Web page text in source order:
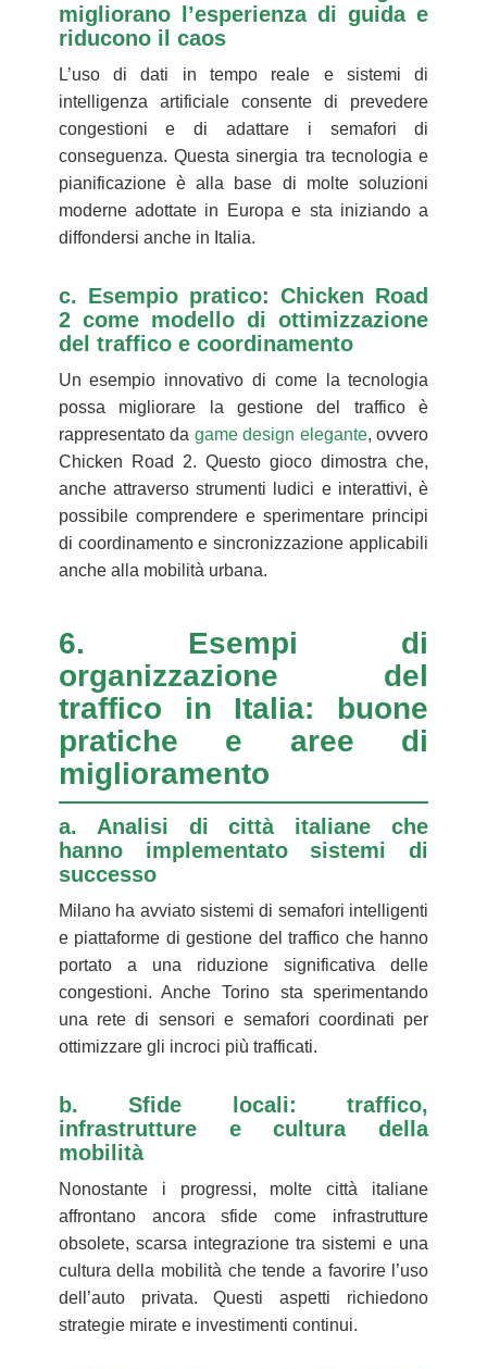
migliorano l’esperienza di guida e
riducono il caos
L’uso di dati in tempo reale e sistemi di
intelligenza artificiale consente di prevedere
congestioni e di adattare i semafori di
conseguenza. Questa sinergia tra tecnologia e
pianificazione è alla base di molte soluzioni
moderne adottate in Europa e sta iniziando a
diffondersi anche in Italia.
c. Esempio pratico: Chicken Road
2 come modello di ottimizzazione
del traffico e coordinamento
Un esempio innovativo di come la tecnologia
possa migliorare la gestione del traffico è
rappresentato da game design elegante, ovvero
Chicken Road 2. Questo gioco dimostra che,
anche attraverso strumenti ludici e interattivi, è
possibile comprendere e sperimentare principi
di coordinamento e sincronizzazione applicabili
anche alla mobilità urbana.
6. Esempi di
organizzazione del
traffico in Italia: buone
pratiche e aree di
miglioramento
a. Analisi di città italiane che
hanno implementato sistemi di
successo
Milano ha avviato sistemi di semafori intelligenti
e piattaforme di gestione del traffico che hanno
portato a una riduzione significativa delle
congestioni. Anche Torino sta sperimentando
una rete di sensori e semafori coordinati per
ottimizzare gli incroci più trafficati.
b. Sfide locali: traffico,
infrastrutture e cultura della
mobilità
Nonostante i progressi, molte città italiane
affrontano ancora sfide come infrastrutture
obsolete, scarsa integrazione tra sistemi e una
cultura della mobilità che tende a favorire l’uso
dell’auto privata. Questi aspetti richiedono
strategie mirate e investimenti continui.